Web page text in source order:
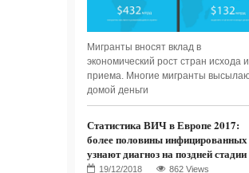
Мигранты вносят вклад в
экономический рост стран исхода и
приема. Многие мигранты
домой деньги
Статистика ВИЧ в Европе 2017:
более половины инфицированных
узнают диагноз на поздней стадии
862 Views